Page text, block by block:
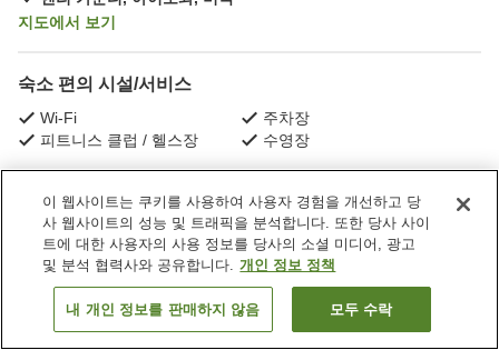
지도에서 보기
숙소 편의 시설/서비스
Wi-Fi
주차장
피트니스 클럽 / 헬스장
수영장
미국 아이오와
헨리 카운티
아메릭인 바이 윈덤 마운트 플레전트
객실 보기
이 웹사이트는 쿠키를 사용하여 사용자 경험을 개선하고 당
사 웹사이트의 성능 및 트래픽을 분석합니다. 또한 당사 사이
트에 대한 사용자의 사용 정보를 당사의 소셜 미디어, 광고
및 분석 협력사와 공유합니다. 개인 정보 정책
내 개인 정보를 판매하지 않음 모두 수락